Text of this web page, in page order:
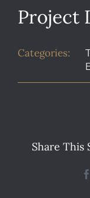
Project
Categories:
Share This